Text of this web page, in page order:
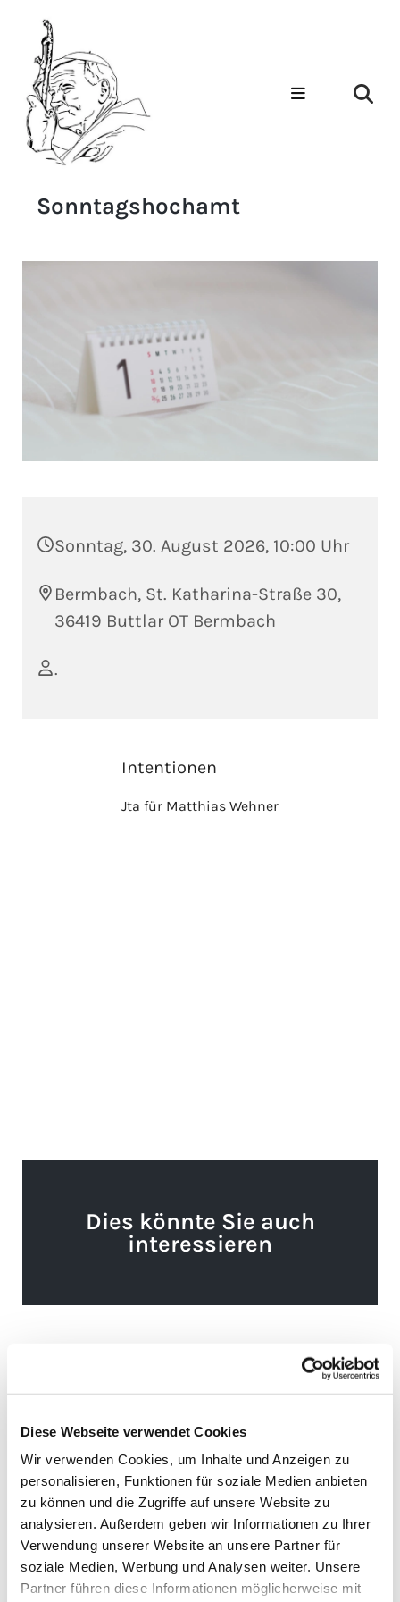
Diese Webseite verwendet Cookies
Wir verwenden Cookies, um Inhalte und Anzeigen zu
personalisieren, Funktionen für soziale Medien anbieten
zu können und die Zugriffe auf unsere Website zu
analysieren. Außerdem geben wir Informationen zu Ihrer
Verwendung unserer Website an unsere Partner für
soziale Medien, Werbung und Analysen weiter. Unsere
Partner führen diese Informationen möglicherweise mit
Sonntagshochamt
Sonntag, 30. August 2026, 10:00 Uhr
Bermbach, St. Katharina-Straße 30,
36419 Buttlar OT Bermbach
.
Intentionen
Jta für Matthias Wehner
Dies könnte Sie auch
interessieren